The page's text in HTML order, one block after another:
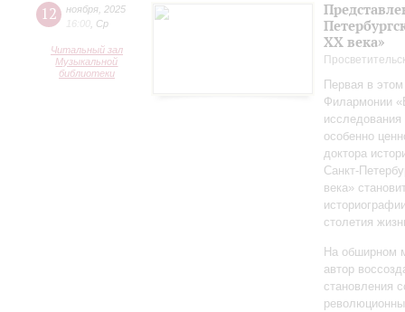
12 ноября 2025
Ср
Читальный зал
Музыкальной
библиотеки
ХХ века»
Первая в
Филармонии
особенно
доктора
века»
столетия
На обширном
автор
становления